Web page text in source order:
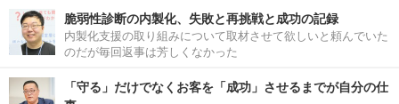
脆弱性診断の内製化、失敗と再挑戦と成功の記録
内製化支援の取り組みについて取材させて欲しいと頼んでいた
のだが毎回返事は芳しくなかった
「守る」だけでなくお客を「成功」させるまでが自分の仕